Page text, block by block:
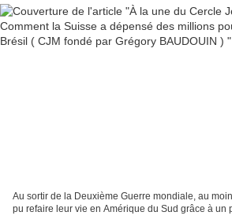
Au sortir de la Deuxième Guerre mondiale, au
pu refaire leur vie en Amérique du Sud grâce à un